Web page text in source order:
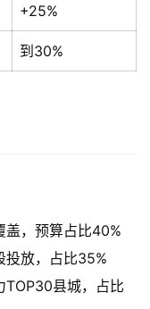
+25%
到30%
盖，预算占比40%
投放，占比35%
TOP30县城，占比